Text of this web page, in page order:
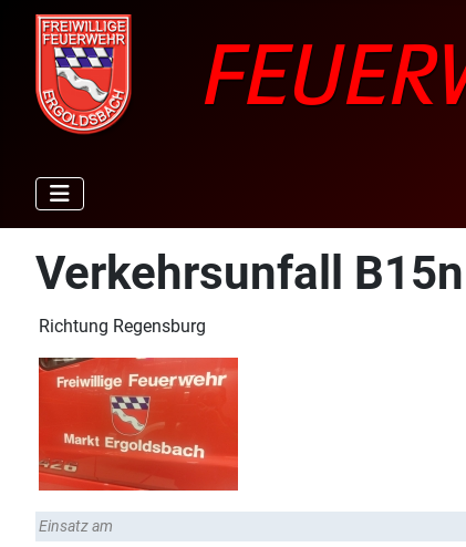
Verkehrsunfall B15n
Richtung Regensburg
Einsatz am